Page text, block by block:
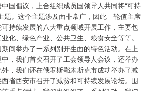
国倡议，上合组织成员国领导人共同将“可持
题。这个主题涉及面非常广，因此，轮值主席
持续发展的八大重点领域开展工作，主要包
化、绿色产业、公共卫生、粮食安全等等。
间举办了一系列别开生面的特色活动。在上
，我们首次召开了工会领导人会议，还举办
，我们还在俄罗斯鄂木斯克市成功举办了减
省西安市召开了减贫和可持续发展论坛。围